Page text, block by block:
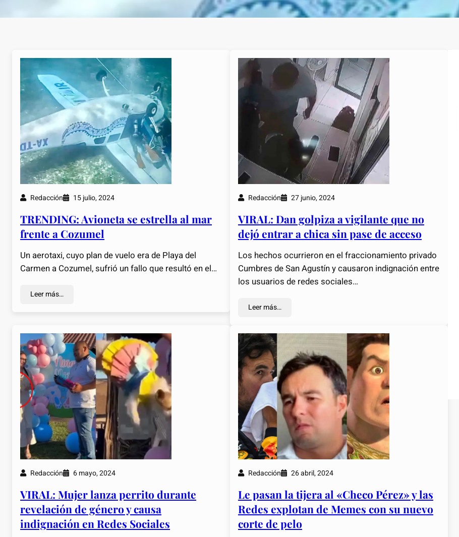
Redacción 15 julio, 2024
TRENDING: Avioneta se estrella al mar
frente a Cozumel
Un aerotaxi, cuyo plan de vuelo era de Playa del
Carmen a Cozumel, sufrió un fallo que resultó en el…
Leer más…
Redacción 27 junio, 2024
VIRAL: Dan golpiza a vigilante que no
dejó entrar a chica sin pase de acceso
Los hechos ocurrieron en el fraccionamiento privado
Cumbres de San Agustín y causaron indignación entre
los usuarios de redes sociales…
Leer más…
Redacción 6 mayo, 2024
VIRAL: Mujer lanza perrito durante
revelación de género y causa
indignación en Redes Sociales
Redacción 26 abril, 2024
Le pasan la tijera al «Checo Pérez» y las
Redes explotan de Memes con su nuevo
corte de pelo